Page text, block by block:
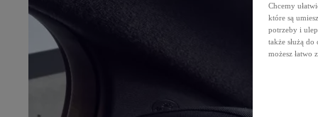
Chcemy
które są
potrzeby i
także służą
możesz łatwo